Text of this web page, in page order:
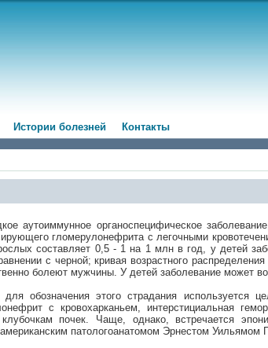
Истории болезней Контакты
аутоиммунное органоспецифическое
гломерулонефрита с легочными
составляет 0,5 - 1 на 1 млн в год, у детей
с черной; кривая возрастного
болеют мужчины. У детей заболевание может
для обозначения этого страдания используется
с кровохарканьем, интерстициальная
почек. Чаще, однако, встречается
патологоанатомом Эрнестом Уильямом